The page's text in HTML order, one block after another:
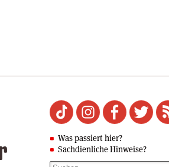
Was passiert hier?
Sachdienliche Hinweise?